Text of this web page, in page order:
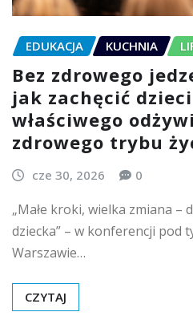
EDUKACJA KUCHNIA
Bez zdrowego
jak zachęcić
właściwego
zdrowego trybu
cze 30, 2026 0
„Małe kroki, wielka zmiana –
dziecka” – w konferencji pod
Warszawie…
CZYTAJ